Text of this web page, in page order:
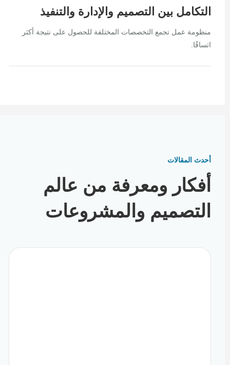
التكامل بين التصميم والإدارة والتنفيذ
منظومة عمل تجمع التخصصات المختلفة للحصول على نتيجة أكثر
اتساقًا.
أحدث المقالات
أفكار ومعرفة من عالم
التصميم والمشروعات